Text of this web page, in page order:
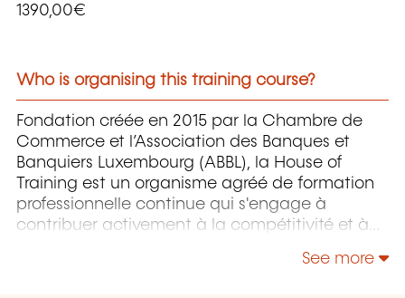
1390,00€
Who is organising this training course?
Fondation créée en 2015 par la Chambre de
Commerce et l’Association des Banques et
Banquiers Luxembourg (ABBL), la House of
Training est un organisme agréé de formation
professionnelle continue qui s'engage à
contribuer activement à la compétitivité et à
les compétences de ceux qui font vivre son
See more